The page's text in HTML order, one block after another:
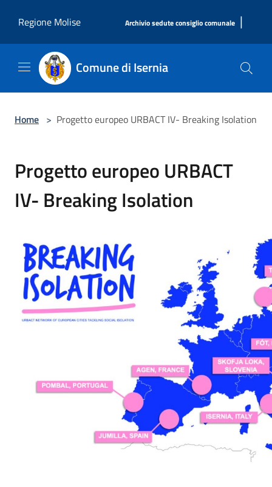
Regione Molise
Archivio sedute consiglio comunale |
Comune di Isernia
Home > Progetto europeo URBACT IV- Breaking Isolation
Progetto europeo URBACT
IV- Breaking Isolation